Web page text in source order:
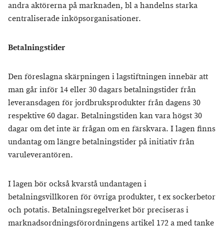
andra aktörerna på marknaden, bl a handelns starka
centraliserade inköpsorganisationer.
Betalningstider
Den föreslagna skärpningen i lagstiftningen innebär att
man går inför 14 eller 30 dagars betalningstider från
leveransdagen för jordbruksprodukter från dagens 30
respektive 60 dagar. Betalningstiden kan vara högst 30
dagar om det inte är frågan om en färskvara. I lagen finns
undantag om längre betalningstider på initiativ från
varuleverantören.
I lagen bör också kvarstå undantagen i
betalningsvillkoren för övriga produkter, t ex sockerbetor
och potatis. Betalningsregelverket bör preciseras i
marknadsordningsförordningens artikel 172 a med tanke